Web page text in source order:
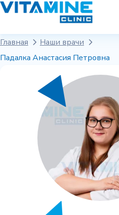
Главная
Наши врачи
Падалка Анастасия Петровна